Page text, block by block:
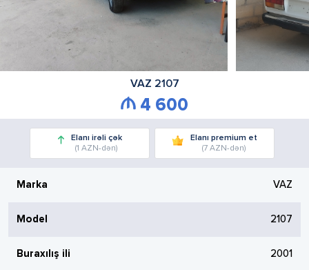
VAZ 2107
4 600
Elanı irəli çək
(1 AZN-dən)
Elanı premium et
(7 AZN-dən)
Marka VAZ
Model 2107
Buraxılış ili 2001